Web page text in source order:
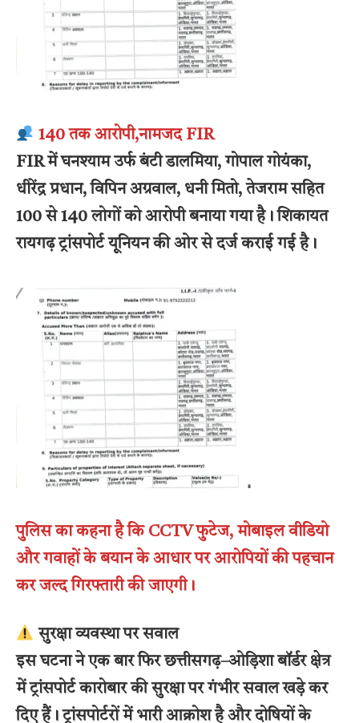
140 तक आरोपी,नामजद FIR
FIR में घनश्याम उर्फ बंटी डालमिया, गोपाल गोयंका,
धीरेंद्र प्रधान, विपिन अग्रवाल, धनी मितो, तेजराम सहित
100 से 140 लोगों को आरोपी बनाया गया है। शिकायत
रायगढ़ ट्रांसपोर्ट यूनियन की ओर से दर्ज कराई गई है।
पुलिस का कहना है कि CCTV फुटेज, मोबाइल वीडियो
और गवाहों के बयान के आधार पर आरोपियों की पहचान
कर जल्द गिरफ्तारी की जाएगी।
सुरक्षा व्यवस्था पर सवाल
इस घटना ने एक बार फिर छत्तीसगढ़–ओड़िशा बॉर्डर क्षेत्र
में ट्रांसपोर्ट कारोबार की सुरक्षा पर गंभीर सवाल खड़े कर
दिए हैं। ट्रांसपोर्टरों में भारी आक्रोश है और दोषियों के